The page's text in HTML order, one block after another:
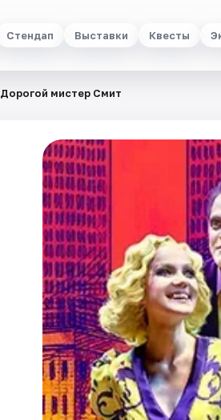
Стендап Выставки Квесты
Дорогой мистер Смит